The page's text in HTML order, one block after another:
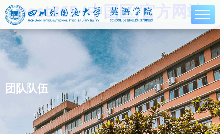
best365·(中国区)官方网站
团队队伍